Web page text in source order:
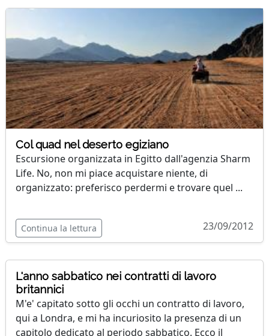
Col quad nel deserto egiziano
Escursione organizzata in Egitto dall'agenzia Sharm
Life. No, non mi piace acquistare niente, di
organizzato: preferisco perdermi e trovare quel ...
Continua la lettura 23/09/2012
L'anno sabbatico nei contratti di lavoro
britannici
M'e' capitato sotto gli occhi un contratto di lavoro,
qui a Londra, e mi ha incuriosito la presenza di un
capitolo dedicato al periodo sabbatico. Ecco il